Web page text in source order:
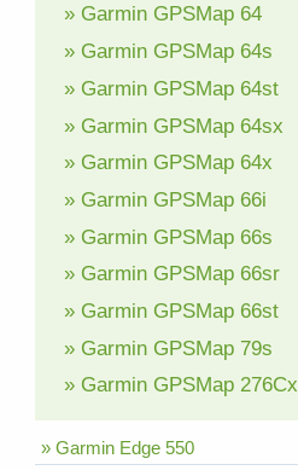
» Garmin GPSMap 64
» Garmin GPSMap 64s
» Garmin GPSMap 64st
» Garmin GPSMap 64sx
» Garmin GPSMap 64x
» Garmin GPSMap 66i
» Garmin GPSMap 66s
» Garmin GPSMap 66sr
» Garmin GPSMap 66st
» Garmin GPSMap 79s
» Garmin GPSMap 276Cx
» Garmin Edge 550